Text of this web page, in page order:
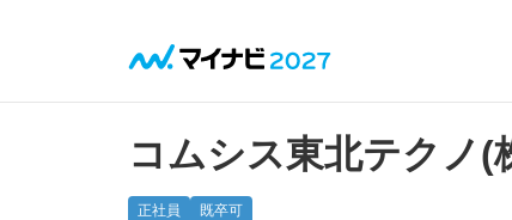
コムシス東北テクノ(
正社員 既卒可